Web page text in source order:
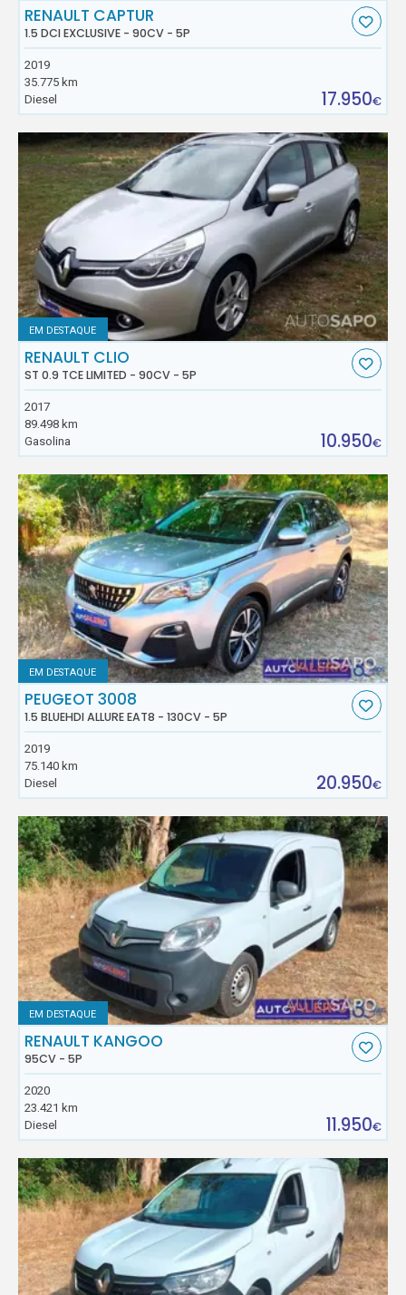
RENAULT CAPTUR
1.5 DCI EXCLUSIVE - 90CV - 5P
2019
35.775 km
Diesel
17.950€
EM DESTAQUE
RENAULT CLIO
ST 0.9 TCE LIMITED - 90CV - 5P
2017
89.498 km
Gasolina
10.950€
EM DESTAQUE
PEUGEOT 3008
1.5 BLUEHDI ALLURE EAT8 - 130CV - 5P
2019
75.140 km
Diesel
20.950€
EM DESTAQUE
RENAULT KANGOO
95CV - 5P
2020
23.421 km
Diesel
11.950€